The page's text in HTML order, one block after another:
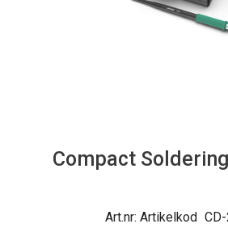
Compact
Artikelkod